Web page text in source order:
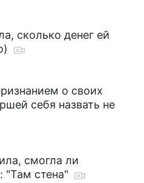
сколько денег ей
о своих
себя назвать не
смогла ли
"Там стена"